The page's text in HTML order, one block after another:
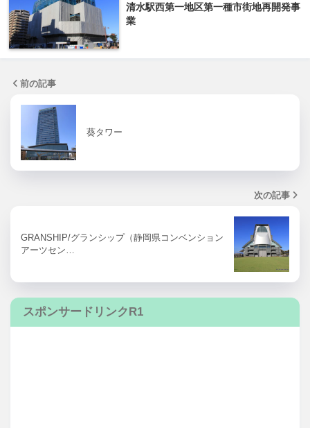
清水駅西第一地区第一種市街地再開発事
業
前の記事
葵タワー
次の記事
GRANSHIP/グランシップ（静岡県コンベンション
アーツセン…
スポンサードリンクR1